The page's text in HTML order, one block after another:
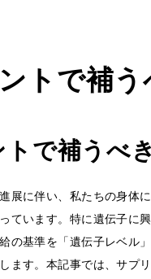
トで補
で補うべ
展に伴い、私たちの身体
ています。特に遺伝子に
の基準を「遺伝子レベル
ます。本記事では、サプ